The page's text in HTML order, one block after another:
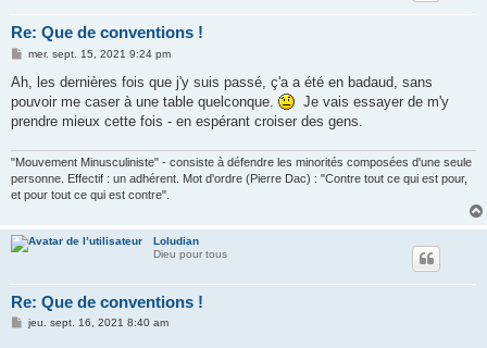
Re: Que de conventions !
M
s
a
g
mer. sept. 15, 2021 9:24 pm
Ah, les dernières fois que j'y suis passé, ç'a a été en badaud, sans
pouvoir me caser à une table quelconque.
Je vais essayer de m'y
prendre mieux cette fois - en espérant croiser des gens.
"Mouvement Minusculiniste" - consiste à défendre les minorités composées d'une seule
personne. Effectif : un adhérent. Mot d'ordre (Pierre Dac) : "Contre tout ce qui est pour,
et pour tout ce qui est contre".
Loludian
Dieu pour tous
Re: Que de conventions !
Mjeu. sept. 16, 2021 8:40 am